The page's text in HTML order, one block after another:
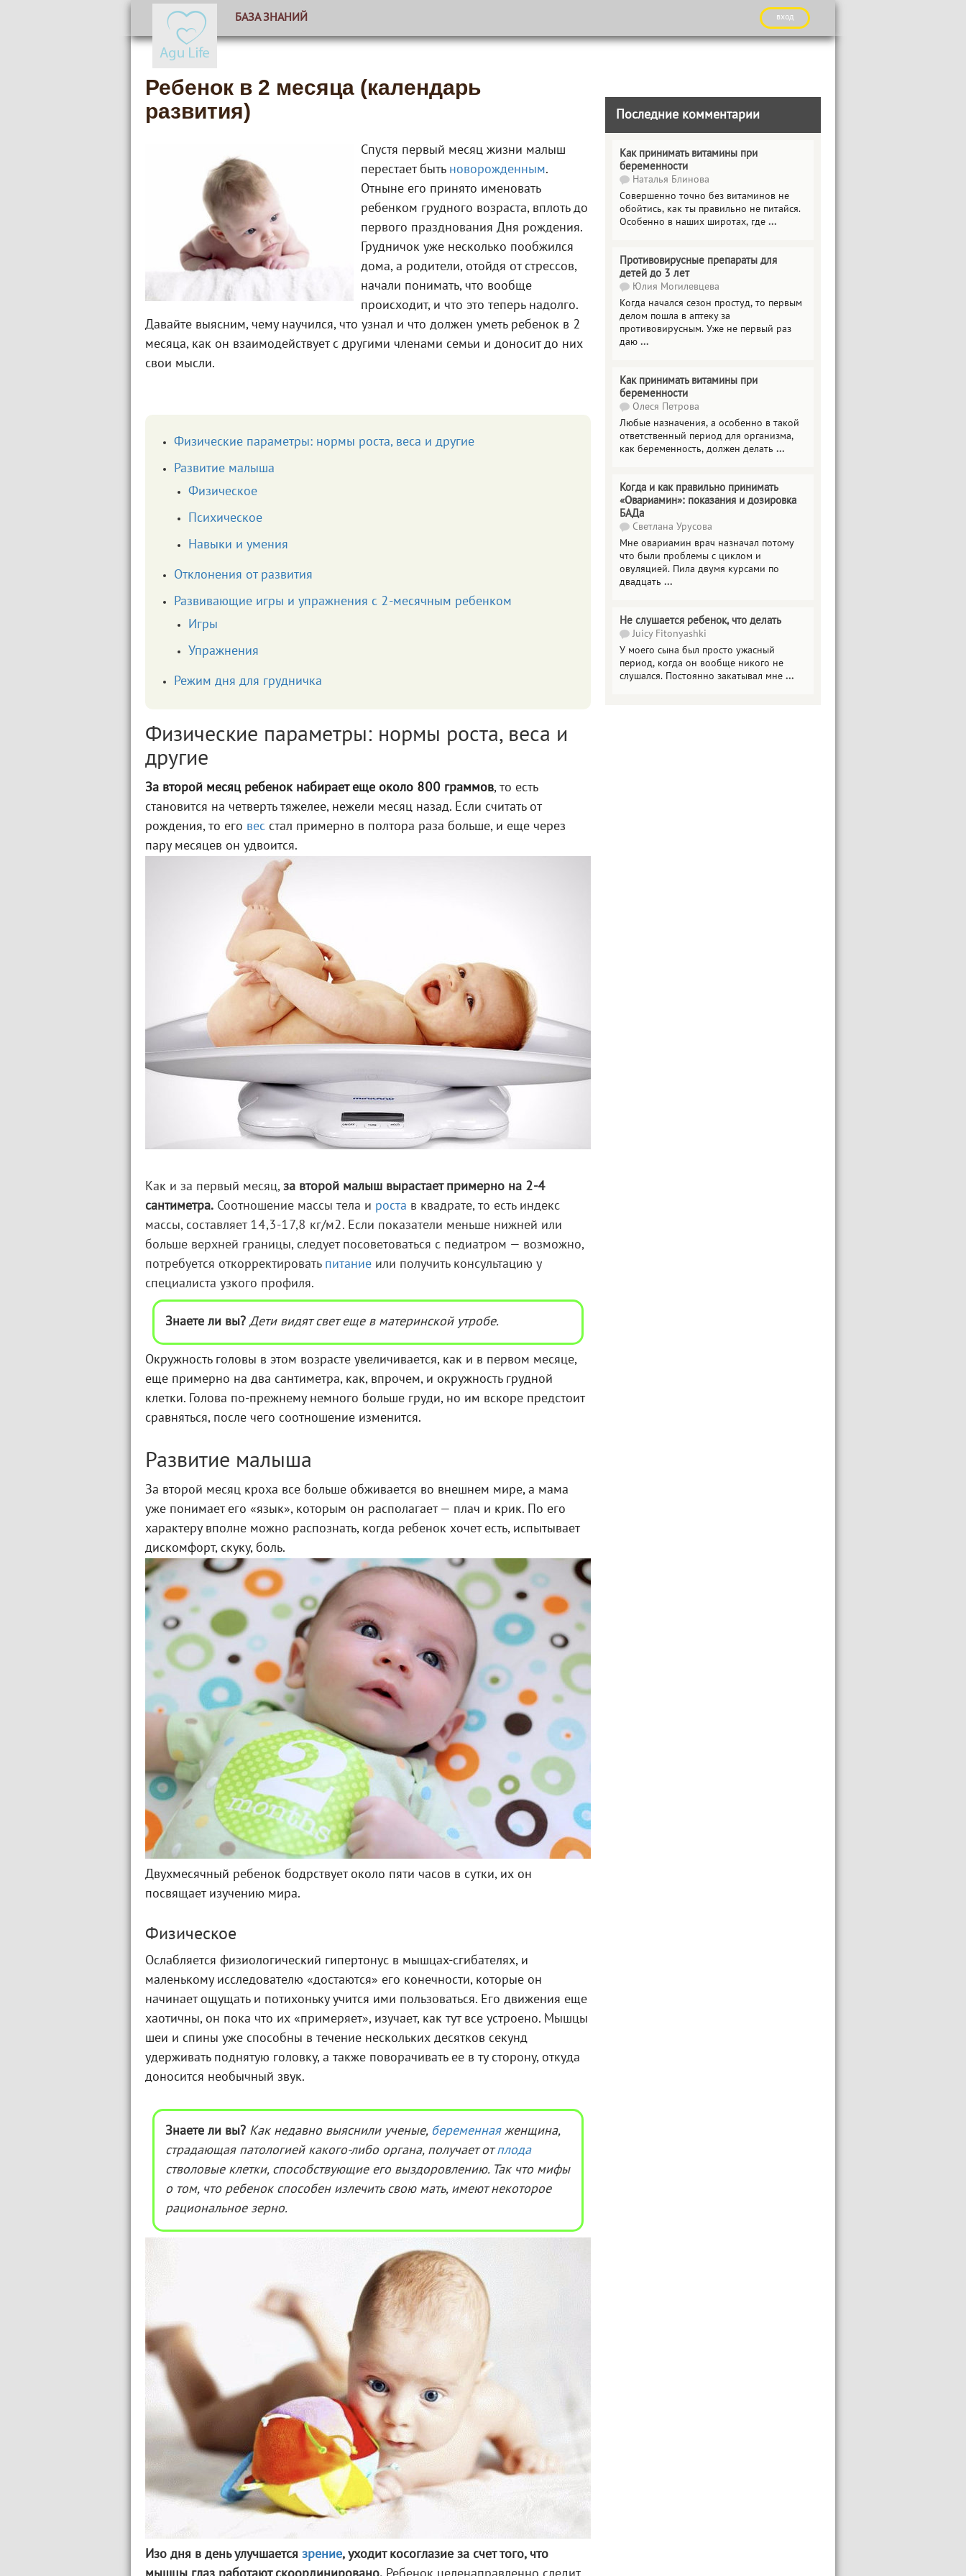
БАЗА ЗНАНИЙ вход
Ребенок в 2 месяца (календарь
развития)
Спустя первый месяц жизни малыш
перестает быть новорожденным.
Отныне его принято именовать
ребенком грудного возраста, вплоть до
первого празднования Дня рождения.
Грудничок уже несколько пообжился
дома, а родители, отойдя от стрессов,
начали понимать, что вообще
происходит, и что это теперь надолго.
Давайте выясним, чему научился, что узнал и что должен уметь ребенок в 2
месяца, как он взаимодействует с другими членами семьи и доносит до них
свои мысли.
Физические параметры: нормы роста, веса и другие
Развитие малыша
Физическое
Психическое
Навыки и умения
Отклонения от развития
Развивающие игры и упражнения с 2-месячным ребенком
Игры
Упражнения
Режим дня для грудничка
Физические параметры: нормы роста, веса и
другие
За второй месяц ребенок набирает еще около 800 граммов, то есть
становится на четверть тяжелее, нежели месяц назад. Если считать от
рождения, то его вес стал примерно в полтора раза больше, и еще через
пару месяцев он удвоится.
Как и за первый месяц, за второй малыш вырастает примерно на 2-4
сантиметра. Соотношение массы тела и роста в квадрате, то есть индекс
массы, составляет 14,3-17,8 кг/м2. Если показатели меньше нижней или
больше верхней границы, следует посоветоваться с педиатром — возможно,
потребуется откорректировать питание или получить консультацию у
специалиста узкого профиля.
Знаете ли вы? Дети видят свет еще в материнской утробе.
Окружность головы в этом возрасте увеличивается, как и в первом месяце,
еще примерно на два сантиметра, как, впрочем, и окружность грудной
клетки. Голова по-прежнему немного больше груди, но им вскоре предстоит
сравняться, после чего соотношение изменится.
Развитие малыша
За второй месяц кроха все больше обживается во внешнем мире, а мама
уже понимает его «язык», которым он располагает — плач и крик. По его
характеру вполне можно распознать, когда ребенок хочет есть, испытывает
дискомфорт, скуку, боль.
Двухмесячный ребенок бодрствует около пяти часов в сутки, их он
посвящает изучению мира.
Физическое
Ослабляется физиологический гипертонус в мышцах-сгибателях, и
маленькому исследователю «достаются» его конечности, которые он
начинает ощущать и потихоньку учится ими пользоваться. Его движения еще
хаотичны, он пока что их «примеряет», изучает, как тут все устроено. Мышцы
шеи и спины уже способны в течение нескольких десятков секунд
удерживать поднятую головку, а также поворачивать ее в ту сторону, откуда
доносится необычный звук.
Знаете ли вы? Как недавно выяснили ученые, беременнаяженщина,
страдающая патологией какого-либо органа, получает отплода
стволовые клетки, способствующие его выздоровлению. Так что мифы
о том, что ребенок способен излечить свою мать, имеют некоторое
рациональное зерно.
Изо дня в день улучшается зрение, уходит косоглазие за счет того, что
Последние комментарии
Как принимать витамины при
беременности
Наталья Блинова
Совершенно точно без витаминов не
обойтись, как ты правильно не питайся.
Особенно в наших широтах, где ...
Противовирусные препараты для
детей до 3 лет
Юлия Могилевцева
Когда начался сезон простуд, то первым
делом пошла в аптеку за
противовирусным. Уже не первый раз
даю ...
Как принимать витамины при
беременности
Олеся Петрова
Любые назначения, а особенно в такой
ответственный период для организма,
как беременность, должен делать ...
Когда и как правильно принимать
«Овариамин»: показания и дозировка
БАДа
Светлана Урусова
Мне овариамин врач назначал потому
что были проблемы с циклом и
овуляцией. Пила двумя курсами по
двадцать ...
Не слушается ребенок, что делать
Juicy Fitonyashki
У моего сына был просто ужасный
период, когда он вообще никого не
слушался. Постоянно закатывал мне ...